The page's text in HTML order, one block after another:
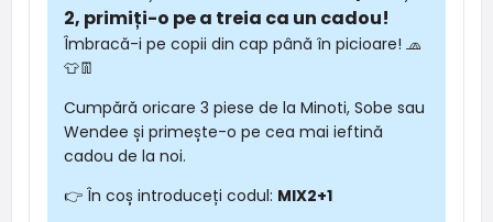
2, primiți-o pe a treia ca un cadou!
Îmbracă-i pe copii din cap până în picioare! 🧢
👕👖
Cumpără oricare 3 piese de la Minoti, Sobe sau
Wendee și primește-o pe cea mai ieftină
cadou de la noi.
👉 În coș introduceți codul: MIX2+1